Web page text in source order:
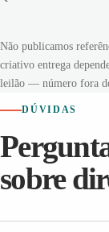
Não publicamos
criativo entrega
leilão — número fora
DÚVIDAS
sobre